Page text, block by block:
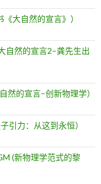
大自然的宣言》）
自然的宣言2–龚先生出
然的宣言–创新物理学）
引力：从这到永恒）
(新物理学范式的黎